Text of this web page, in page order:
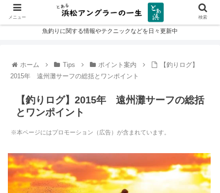
魚釣りに関する情報やテクニックなどを日々更新中
ホーム Tips ポイント案内
【釣りログ】
2015年 遠州灘サーフの総括とワンポイント
【釣りログ】2015年 遠州灘サーフの総括
とワンポイント
※本ページにはプロモーション（広告）が含まれています。
メニュー 検索